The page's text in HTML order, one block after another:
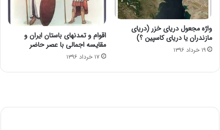
واژه مجعول دریای خزر (دریای
مازندران یا دریای کاسپین ؟)
۱۹ خرداد ۱۳۹۶
اقوام و تمدنهای باستان ایران و
مقایسه اجمالی با عصر حاضر
۱۷ خرداد ۱۳۹۶